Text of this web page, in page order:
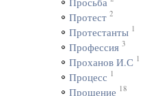
Протест 2
Протестанты 1
Профессия 3
Проханов И.С 1
Процесс 1
Прощение 18